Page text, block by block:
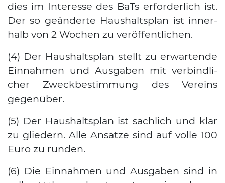
dies im Inter­es­se des BaTs erfor­der­lich ist.
Der so geän­der­te Haus­halts­plan ist inner­
halb von 2 Wochen zu ver­öf­fent­li­chen.
(4) Der Haus­halts­plan stellt zu erwar­ten­de
Ein­nah­men und Aus­ga­ben mit ver­bind­li­
cher Zweck­be­stim­mung des Ver­eins
gegen­über.
(5) Der Haus­halts­plan ist sach­lich und klar
zu glie­dern. Alle Ansät­ze sind auf vol­le 100
Euro zu run­den.
(6) Die Ein­nah­men und Aus­ga­ben sind in